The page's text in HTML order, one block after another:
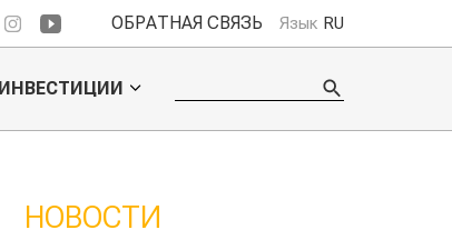
ОБРАТНАЯ СВЯЗЬ Язык RU
ИНВЕСТИЦИИ
НОВОСТИ